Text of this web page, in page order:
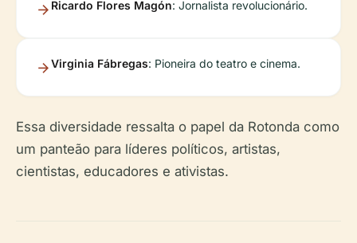
Ricardo Flores Magón: Jornalista revolucionário.
Virginia Fábregas: Pioneira do teatro e cinema.
Essa diversidade ressalta o papel da Rotonda como
um panteão para líderes políticos, artistas,
cientistas, educadores e ativistas.